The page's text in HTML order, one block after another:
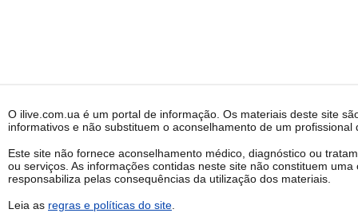
O ilive.com.ua é um portal de informação. Os materiais deste site
informativos e não substituem o aconselhamento de um profissional
Este site não fornece aconselhamento médico, diagnóstico ou
ou serviços. As informações contidas neste site não constituem
responsabiliza pelas consequências da utilização dos materiais.
Leia as regras e políticas do site